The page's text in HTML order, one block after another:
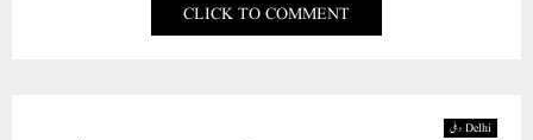
CLICK TO COMMENT
Delhi دہلی